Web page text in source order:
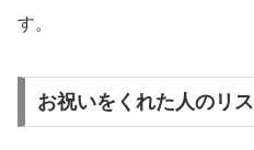
す。
お祝いをくれた人のリ